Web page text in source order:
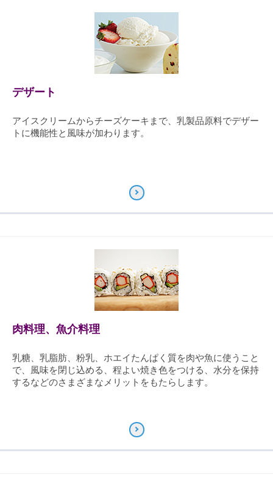
デザート
アイスクリームからチーズケーキまで、乳製品原料でデザー
トに機能性と風味が加わります。
肉料理、魚介料理
乳糖、乳脂肪、粉乳、ホエイたんぱく質を肉や魚に使うこと
で、風味を閉じ込める、程よい焼き色をつける、水分を保持
するなどのさまざまなメリットをもたらします。